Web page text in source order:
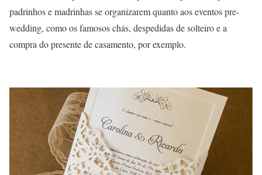
padrinhos e madrinhas se organizarem quanto aos eventos pre-
wedding, como os famosos chás, despedidas de solteiro e a
compra do presente de casamento, por exemplo.